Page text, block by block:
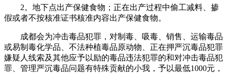
2。地下点出产保健食物；正在出产过程中偷工减料、掺
假或者不按核准证书核准内容出产保健食物。
成都会为冲击毒品犯罪，对制毒、吸毒、销售、运输毒品
或易制毒化学品、不法种植毒品原动物、正在押严沉毒品犯罪
嫌疑人线索及其他应予以励的毒品违法犯罪的和对冲击毒品犯
罪、管理严沉毒品问题有特殊贡献的小我，予以最低1000元，